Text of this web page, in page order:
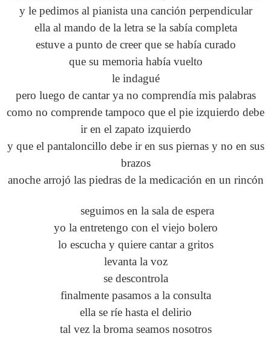
y le pedimos al pianista una canción perpendicular
ella al mando de la letra se la sabía completa
estuve a punto de creer que se había curado
que su memoria había vuelto
le indagué
pero luego de cantar ya no comprendía mis palabras
como no comprende tampoco que el pie izquierdo debe
ir en el zapato izquierdo
y que el pantaloncillo debe ir en sus piernas y no en sus
brazos
anoche arrojó las piedras de la medicación en un rincón
seguimos en la sala de espera
yo la entretengo con el viejo bolero
lo escucha y quiere cantar a gritos
levanta la voz
se descontrola
finalmente pasamos a la consulta
ella se ríe hasta el delirio
tal vez la broma seamos nosotros